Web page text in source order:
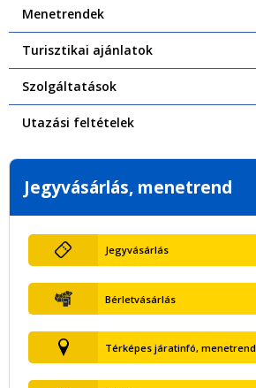
Menetrendek
Turisztikai ajánlatok
Szolgáltatások
Utazási feltételek
Jegyvásárlás, menetrend
Jegyvásárlás
Bérletvásárlás
Térképes járatinfó, menetrend